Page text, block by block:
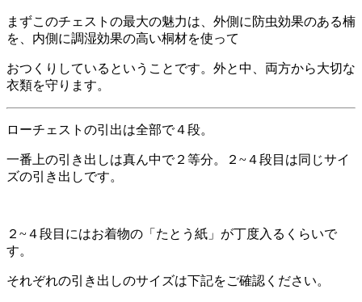
まずこのチェストの最大の魅力は、外側に防虫効果のある楠
を、内側に調湿効果の高い桐材を使って
おつくりしているということです。外と中、両方から大切な
衣類を守ります。
ローチェストの引出は全部で４段。
一番上の引き出しは真ん中で２等分。２~４段目は同じサイ
ズの引き出しです。
２~４段目にはお着物の「たとう紙」が丁度入るくらいで
す。
それぞれの引き出しのサイズは下記をご確認ください。